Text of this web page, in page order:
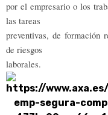
por el empresario o los
las tareas
preventivas, de formación
de riesgos
laborales.